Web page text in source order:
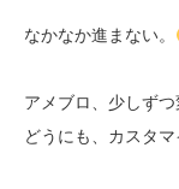
なかなか進まない。
アメブロ、少しずつ
どうにも、カスタ